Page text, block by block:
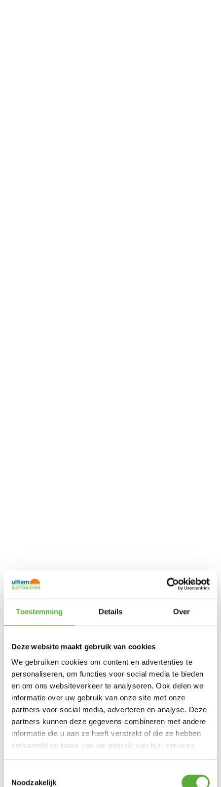
Toestemming Details Over
Deze website maakt gebruik van cookies
We gebruiken cookies om content en advertenties te
personaliseren, om functies voor social media te bieden
en om ons websiteverkeer te analyseren. Ook delen we
informatie over uw gebruik van onze site met onze
partners voor social media, adverteren en analyse. Deze
partners kunnen deze gegevens combineren met andere
informatie die u aan ze heeft verstrekt of die ze hebben
verzameld op basis van uw gebruik van hun services.
Noodzakelijk